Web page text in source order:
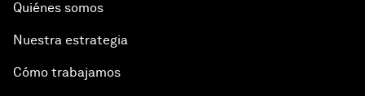
Quiénes somos
Nuestra estrategia
Cómo trabajamos